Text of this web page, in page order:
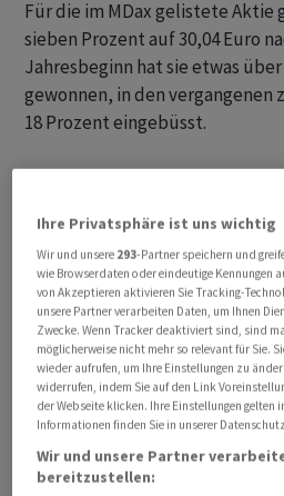
Für die im MDax gelistete
sieben Prozent auf 30,04 Euro
Jahresbeginn hat sie etwas
gewonnen, in den vergangenen
18 Prozent eingebüsst.
Für Analyst Andrew Ross von
für das erste Quartal vorgelegt.
Erwartungen erfüllt und das
(Ebitda) liege leicht über den
die Entwicklung der
Umsatz pro Nutzer liege etwas
vierten Quartals.
Die Zahl der Kunden stieg im
6,81 Millionen, wie die Tochter
Dienstag mitteilte. Der Umsatz
Ihre Privatsphäre ist uns wichtig
Wir und unsere 293-Partner speichern und
wie Browserdaten oder eindeutige Kennungen
von Akzeptieren aktivieren Sie Tracking-
unsere Partner verarbeiten Daten, um Ihnen
Zwecke. Wenn Tracker deaktiviert sind, sind
möglicherweise nicht mehr so relevant für Sie.
wieder aufrufen, um Ihre Einstellungen zu
widerrufen, indem Sie auf den Link
der Webseite klicken. Ihre Einstellungen gelten
Informationen finden Sie in unserer
Wir und unsere Partner
bereitzustellen: